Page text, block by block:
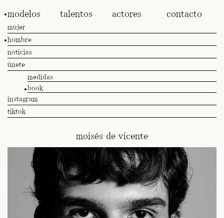
modelos talentos actores contacto
mujer
hombre
noticias
únete
medidas
book
instagram
tiktok
moisés de vicente